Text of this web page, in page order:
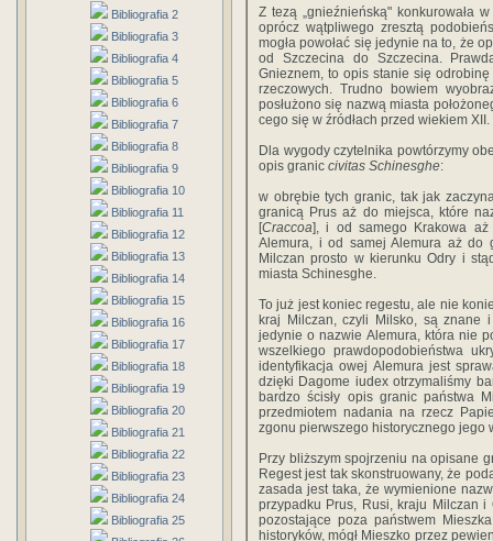
Bibliografia 2
Bibliografia 3
Bibliografia 4
Bibliografia 5
Bibliografia 6
Bibliografia 7
Bibliografia 8
Bibliografia 9
Bibliografia 10
Bibliografia 11
Bibliografia 12
Bibliografia 13
Bibliografia 14
Bibliografia 15
Bibliografia 16
Bibliografia 17
Bibliografia 18
Bibliografia 19
Bibliografia 20
Bibliografia 21
Bibliografia 22
Bibliografia 23
Bibliografia 24
Bibliografia 25
Z tezą „gnieźnieńską" konkurowała
oprócz wątpliwego zresztą
mogła powołać się jedynie na to, że
od Szczecina do Szczecina.
Gnieznem, to opis stanie się
rzeczowych. Trudno bowiem
posłużono się nazwą miasta
cego się w źródłach przed wiekiem XII.
Dla wygody czytelnika powtórzymy
opis granic civitas Schinesghe:
w obrębie tych granic, tak jak
granicą Prus aż do miejsca, które
[Craccoa], i od samego Krakowa
Alemura, i od samej Alemura aż do
Milczan prosto w kierunku Odry i
miasta Schinesghe.
To już jest koniec regestu, ale nie
kraj Milczan, czyli Milsko, są znane
jedynie o nazwie Alemura, która nie
wszelkiego prawdopodobieństwa
identyfikacja owej Alemura jest
dzięki Dagome iudex otrzymaliśmy
bardzo ścisły opis granic państwa
przedmiotem nadania na rzecz
zgonu pierwszego historycznego jego
Przy bliższym spojrzeniu na opisane
Regest jest tak skonstruowany, że
zasada jest taka, że wymienione
przypadku Prus, Rusi, kraju Milczan i
pozostające poza państwem
historyków, mógł Mieszko przez